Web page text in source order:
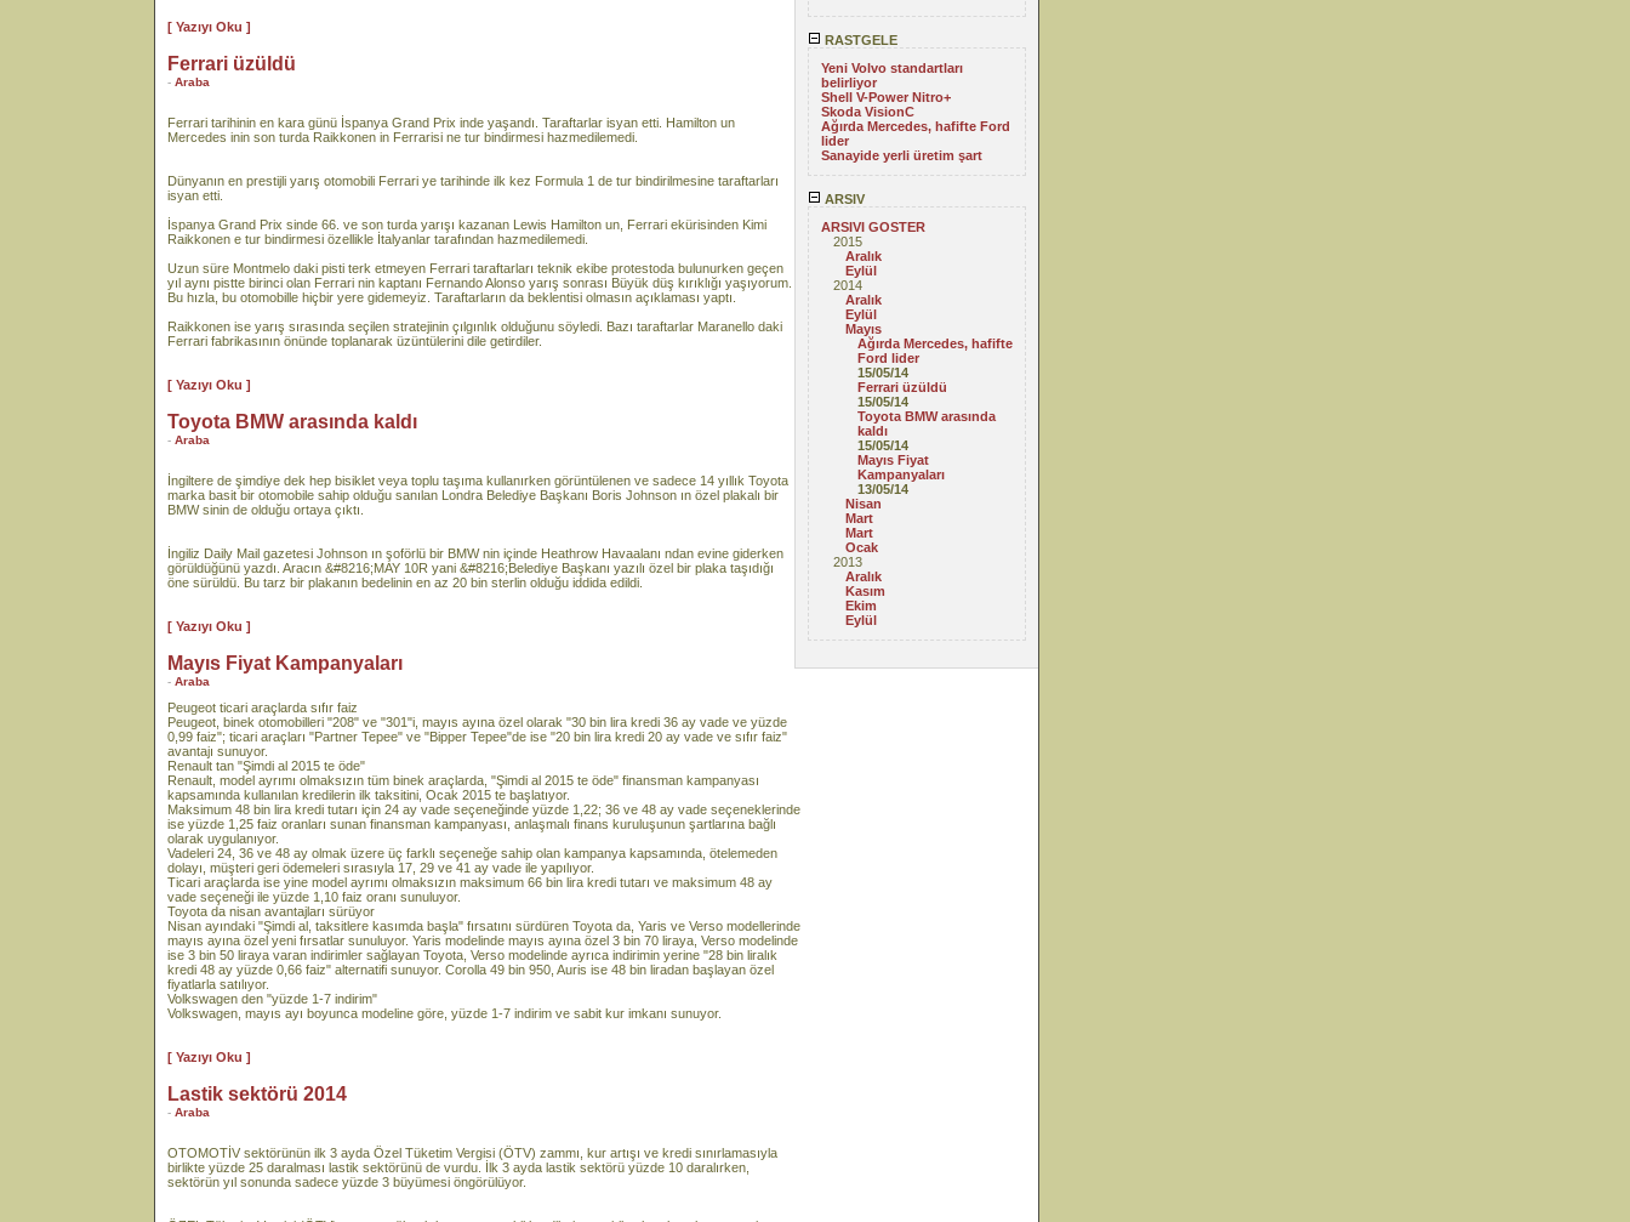
RASTGELE
Yeni Volvo standartları
belirliyor
Shell V-Power Nitro+
Skoda VisionC
Ağırda Mercedes, hafifte Ford
lider
Sanayide yerli üretim şart
ARSIV
ARSIVI GOSTER
2015
Aralık
Eylül
2014
Aralık
Eylül
Mayıs
Ağırda Mercedes, hafifte
Ford lider
15/05/14
Ferrari üzüldü
15/05/14
Toyota BMW arasında
kaldı
15/05/14
Mayıs Fiyat
Kampanyaları
13/05/14
Nisan
Mart
Mart
Ocak
2013
Aralık
Kasım
Ekim
Eylül
[ Yazıyı Oku ]
Ferrari üzüldü
- Araba
Ferrari tarihinin en kara günü İspanya Grand Prix inde yaşandı. Taraftarlar isyan etti. Hamilton un
Mercedes inin son turda Raikkonen in Ferrarisi ne tur bindirmesi hazmedilemedi.
Dünyanın en prestijli yarış otomobili Ferrari ye tarihinde ilk kez Formula 1 de tur bindirilmesine taraftarları
isyan etti.
İspanya Grand Prix sinde 66. ve son turda yarışı kazanan Lewis Hamilton un, Ferrari ekürisinden Kimi
Raikkonen e tur bindirmesi özellikle İtalyanlar tarafından hazmedilemedi.
Uzun süre Montmelo daki pisti terk etmeyen Ferrari taraftarları teknik ekibe protestoda bulunurken geçen
yıl aynı pistte birinci olan Ferrari nin kaptanı Fernando Alonso yarış sonrası Büyük düş kırıklığı yaşıyorum.
Bu hızla, bu otomobille hiçbir yere gidemeyiz. Taraftarların da beklentisi olmasın açıklaması yaptı.
Raikkonen ise yarış sırasında seçilen stratejinin çılgınlık olduğunu söyledi. Bazı taraftarlar Maranello daki
Ferrari fabrikasının önünde toplanarak üzüntülerini dile getirdiler.
[ Yazıyı Oku ]
Toyota BMW arasında kaldı
- Araba
İngiltere de şimdiye dek hep bisiklet veya toplu taşıma kullanırken görüntülenen ve sadece 14 yıllık Toyota
marka basit bir otomobile sahip olduğu sanılan Londra Belediye Başkanı Boris Johnson ın özel plakalı bir
BMW sinin de olduğu ortaya çıktı.
İngiliz Daily Mail gazetesi Johnson ın şoförlü bir BMW nin içinde Heathrow Havaalanı ndan evine giderken
görüldüğünü yazdı. Aracın &#8216;MAY 10R yani &#8216;Belediye Başkanı yazılı özel bir plaka taşıdığı
öne sürüldü. Bu tarz bir plakanın bedelinin en az 20 bin sterlin olduğu iddida edildi.
[ Yazıyı Oku ]
Mayıs Fiyat Kampanyaları
- Araba
Peugeot ticari araçlarda sıfır faiz
Peugeot, binek otomobilleri "208" ve "301"i, mayıs ayına özel olarak "30 bin lira kredi 36 ay vade ve yüzde
0,99 faiz"; ticari araçları "Partner Tepee" ve "Bipper Tepee"de ise "20 bin lira kredi 20 ay vade ve sıfır faiz"
avantajı sunuyor.
Renault tan "Şimdi al 2015 te öde"
Renault, model ayrımı olmaksızın tüm binek araçlarda, "Şimdi al 2015 te öde" finansman kampanyası
kapsamında kullanılan kredilerin ilk taksitini, Ocak 2015 te başlatıyor.
Maksimum 48 bin lira kredi tutarı için 24 ay vade seçeneğinde yüzde 1,22; 36 ve 48 ay vade seçeneklerinde
ise yüzde 1,25 faiz oranları sunan finansman kampanyası, anlaşmalı finans kuruluşunun şartlarına bağlı
olarak uygulanıyor.
Vadeleri 24, 36 ve 48 ay olmak üzere üç farklı seçeneğe sahip olan kampanya kapsamında, ötelemeden
dolayı, müşteri geri ödemeleri sırasıyla 17, 29 ve 41 ay vade ile yapılıyor.
Ticari araçlarda ise yine model ayrımı olmaksızın maksimum 66 bin lira kredi tutarı ve maksimum 48 ay
vade seçeneği ile yüzde 1,10 faiz oranı sunuluyor.
Toyota da nisan avantajları sürüyor
Nisan ayındaki "Şimdi al, taksitlere kasımda başla" fırsatını sürdüren Toyota da, Yaris ve Verso modellerinde
mayıs ayına özel yeni fırsatlar sunuluyor. Yaris modelinde mayıs ayına özel 3 bin 70 liraya, Verso modelinde
ise 3 bin 50 liraya varan indirimler sağlayan Toyota, Verso modelinde ayrıca indirimin yerine "28 bin liralık
kredi 48 ay yüzde 0,66 faiz" alternatifi sunuyor. Corolla 49 bin 950, Auris ise 48 bin liradan başlayan özel
fiyatlarla satılıyor.
Volkswagen den "yüzde 1-7 indirim"
Volkswagen, mayıs ayı boyunca modeline göre, yüzde 1-7 indirim ve sabit kur imkanı sunuyor.
[ Yazıyı Oku ]
Lastik sektörü 2014
- Araba
OTOMOTİV sektörünün ilk 3 ayda Özel Tüketim Vergisi (ÖTV) zammı, kur artışı ve kredi sınırlamasıyla
birlikte yüzde 25 daralması lastik sektörünü de vurdu. İlk 3 ayda lastik sektörü yüzde 10 daralırken,
sektörün yıl sonunda sadece yüzde 3 büyümesi öngörülüyor.